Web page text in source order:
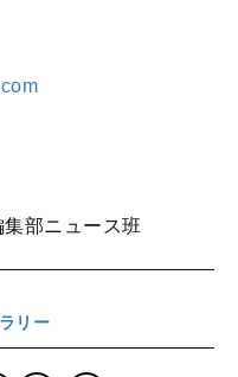
部ニュース班
リー